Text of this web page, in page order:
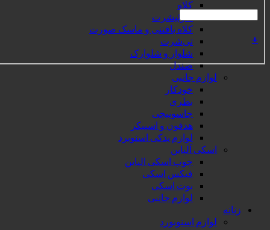
کلاه
سوئیشرت
کلاه بافتنی و ماسک صورت
تی‌شرت
شلوار و شلوارک
صندل
لوازم جانبی
خودکار
بطری
جاسوییچی
هدفون و اسپیکر
لوازم یدکی اسنوبرد
اسکی آلپاین
چوب اسکی الپاین
فیکس اسکی
بوت اسکی
لوازم جانبی
زنانه
لوازم اسنوبورد
+